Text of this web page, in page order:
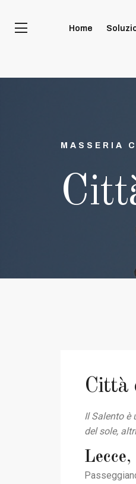
Home
MASSERIA
Città
Il Salento è
del sole,
Lecce,